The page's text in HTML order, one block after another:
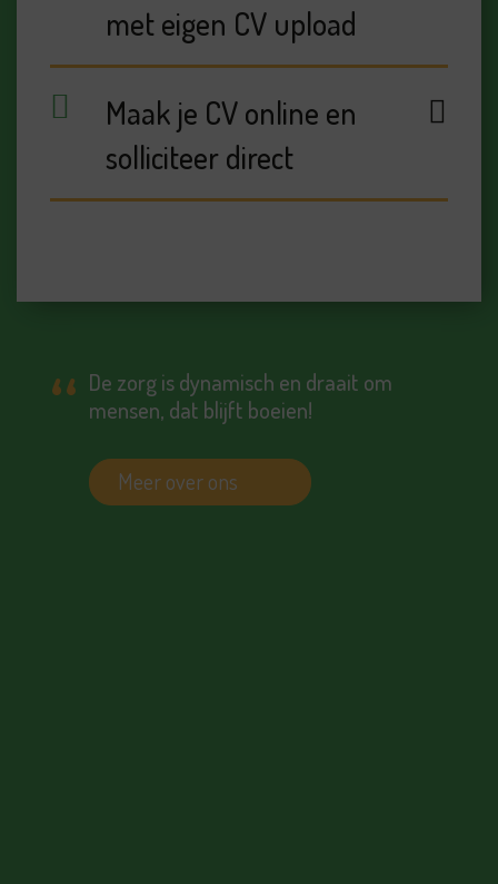
met eigen CV upload
Maak je CV online en
solliciteer direct
De zorg is dynamisch en draait om
mensen, dat blijft boeien!
Meer over ons